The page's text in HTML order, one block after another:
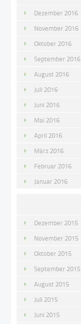
Dezember 2016
November 2016
Oktober 2016
September 2016
August 2016
Juli 2016
Juni 2016
Mai 2016
April 2016
März 2016
Februar 2016
Januar 2016
Dezember 2015
November 2015
Oktober 2015
September 2015
August 2015
Juli 2015
Juni 2015